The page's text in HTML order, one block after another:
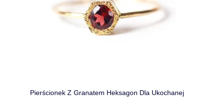
Pierścionek Z Granatem Heksagon Dla Ukochanej